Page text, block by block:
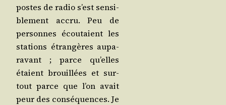
postes de radio s’est sen­si­
ble­ment accru. Peu de
per­sonnes écou­taient les
sta­tions étran­gères aupa­
ra­vant ; parce qu’elles
étaient brouillées et sur­
tout parce que l’on avait
peur des consé­quences. Je